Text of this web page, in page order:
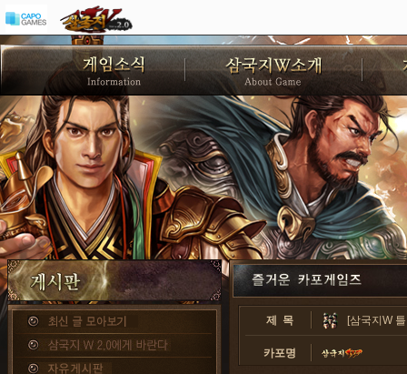
제 목 [삼국지W
카포명